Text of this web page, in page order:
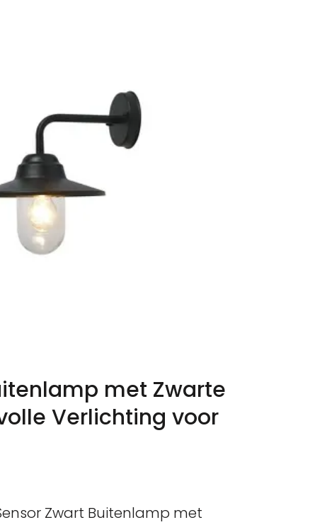
met Zwarte
Verlichting voor
Zwart Buitenlamp met